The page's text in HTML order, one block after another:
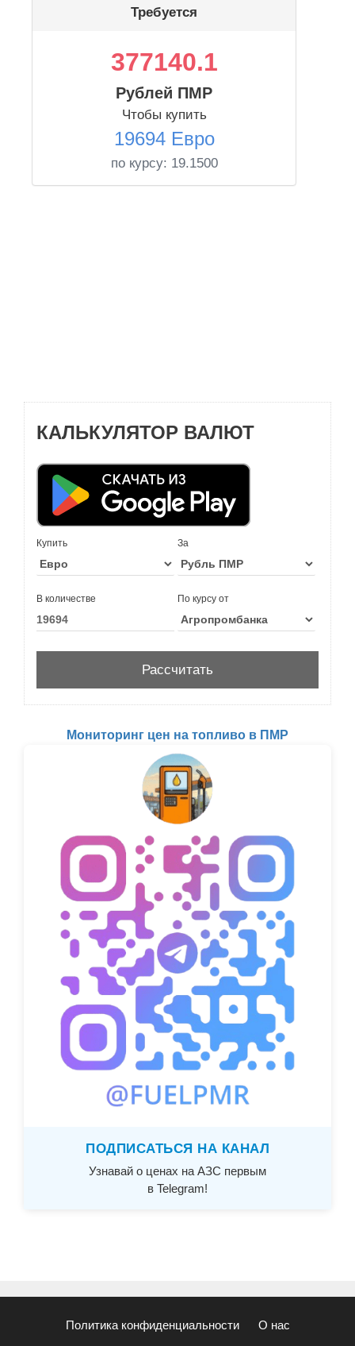
Требуется
377140.1
Рублей ПМР
Чтобы купить
19694 Евро
по курсу: 19.1500
КАЛЬКУЛЯТОР ВАЛЮТ
Купить За
В количестве По курсу от
Мониторинг цен на топливо в ПМР
ПОДПИСАТЬСЯ НА КАНАЛ
Узнавай о ценах на АЗС первым
в Telegram!
Политика конфиденциальности О нас